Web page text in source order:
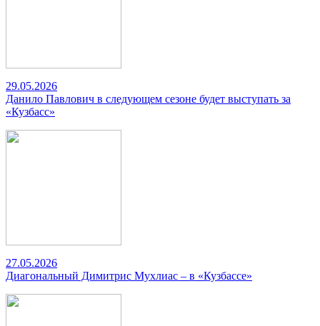
29.05.2026
Данило Павлович в следующем сезоне будет выступать за
«Кузбасс»
27.05.2026
Диагональный Димитрис Мухлиас – в «Кузбассе»